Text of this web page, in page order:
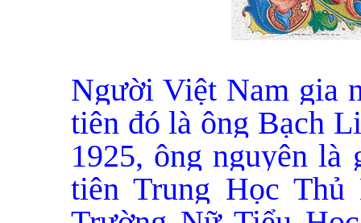
Người Việt Nam gia
tiên đó là ông Bạch
1925, ông nguyên là
tiên Trung Học Thủ